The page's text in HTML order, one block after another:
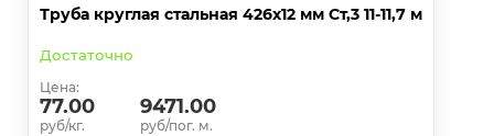
Труба круглая стальная 426х12 мм Ст,3 11-11,7 м
Достаточно
Цена:
77.00
руб/кг.
9471.00
руб/пог. м.